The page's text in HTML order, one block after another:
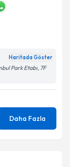
Haritada Göster
Park Etabı, 7F
Daha Fazla